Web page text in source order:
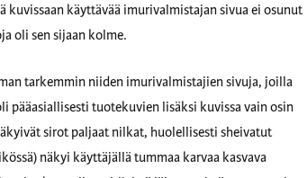
kuvissaan käyttävää imurivalmistajan sivua ei osunut
oli sen sijaan kolme.
tarkemmin niiden imurivalmistajien sivuja, joilla
pääasiallisesti tuotekuvien lisäksi kuvissa vain osin
sirot paljaat nilkat, huolellisesti sheivatut
näkyi käyttäjällä tummaa karvaa kasvava